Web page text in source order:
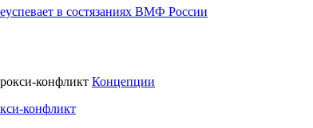
в состязаниях ВМФ России
Концепции
конфликт